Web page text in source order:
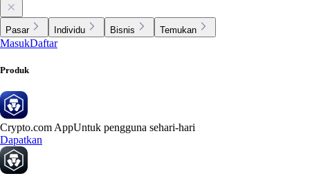
Pasar Individu Bisnis Temukan
MasukDaftar
Produk
Crypto.com AppUntuk pengguna sehari-hari
Dapatkan